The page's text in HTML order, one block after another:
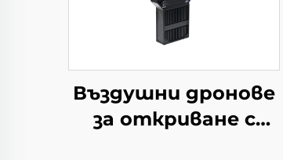
Въздушни дронове
за откриване с